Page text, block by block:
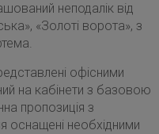
неподалік від
«Золоті ворота», з
офісними
на кабінети з базовою
пропозиція з
оснащені необхідними